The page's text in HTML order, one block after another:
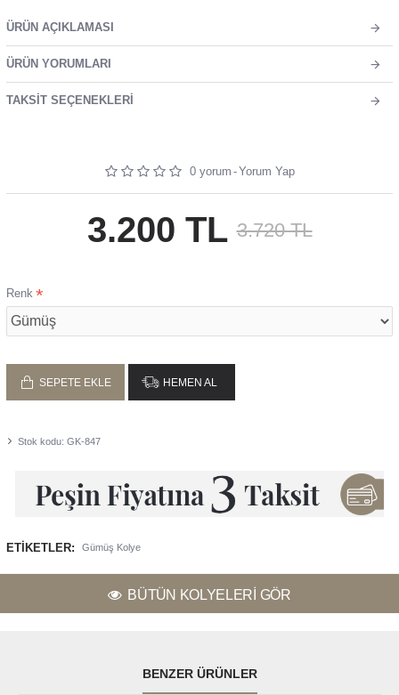
ÜRÜN AÇIKLAMASI
ÜRÜN YORUMLARI
TAKSIT SEÇENEKLERI
Stok kodu: GK-847
0 yorum -Yorum Yap
3.720 TL
3.200 TL
Renk
SEPETE EKLE HEMEN AL
ETIKETLER: Gümüş Kolye
BÜTÜN KOLYELERI GÖR
BENZER ÜRÜNLER